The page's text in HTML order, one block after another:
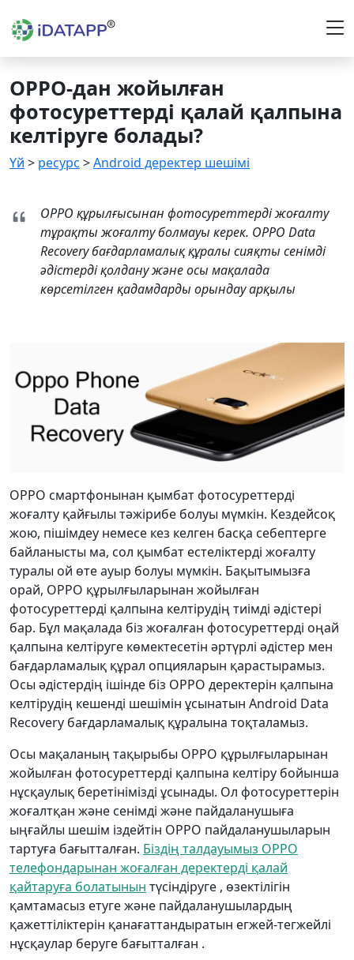
OPPO-дан жойылған
фотосуреттерді қалай қалпына
келтіруге болады?
Үй > ресурс >Android деректер шешімі
OPPO құрылғысынан фотосуреттерді жоғалту
тұрақты жоғалту болмауы керек. OPPO Data
Recovery бағдарламалық құралы сияқты сенімді
әдістерді қолдану және осы мақалада
көрсетілген қадамдарды орындау арқылы
OPPO смартфонынан қымбат фотосуреттерді
жоғалту қайғылы тәжірибе болуы мүмкін. Кездейсоқ
жою, пішімдеу немесе кез келген басқа себептерге
байланысты ма, сол қымбат естеліктерді жоғалту
туралы ой өте ауыр болуы мүмкін. Бақытымызға
орай, OPPO құрылғыларынан жойылған
фотосуреттерді қалпына келтірудің тиімді әдістері
бар. Бұл мақалада біз жоғалған фотосуреттерді оңай
қалпына келтіруге көмектесетін әртүрлі әдістер мен
бағдарламалық құрал опцияларын қарастырамыз.
Осы әдістердің ішінде біз OPPO деректерін қалпына
келтірудің кешенді шешімін ұсынатын Android Data
Recovery бағдарламалық құралына тоқталамыз.
Осы мақаланың тақырыбы OPPO құрылғыларынан
жойылған фотосуреттерді қалпына келтіру бойынша
нұсқаулық беретінімізді ұсынады. Ол фотосуреттерін
жоғалтқан және сенімді және пайдаланушыға
ыңғайлы шешім іздейтін OPPO пайдаланушыларын
тартуға бағытталған. Біздің талдауымыз OPPO
телефондарынан жоғалған деректерді қалай
қайтаруға болатынын түсіндіруге , өзектілігін
қамтамасыз етуге және пайдаланушылардың
қажеттіліктерін қанағаттандыратын егжей-тегжейлі
нұсқаулар беруге бағытталған .